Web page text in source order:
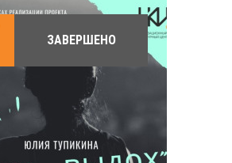
ЗАВЕРШЕНО